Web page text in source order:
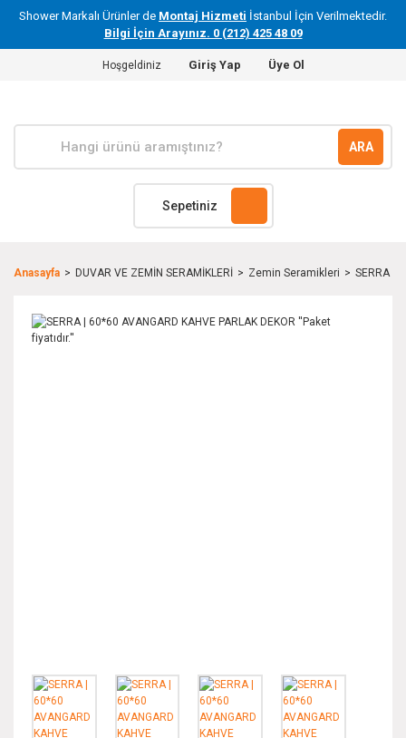
Shower Markalı Ürünler de Montaj Hizmeti İstanbul İçin Verilmektedir.
Bilgi İçin Arayınız. 0 (212) 425 48 09
Hoşgeldiniz Giriş Yap Üye Ol
ARA
Sepetiniz
Anasayfa DUVAR VE ZEMİN SERAMİKLERİ Zemin Seramikleri SERRA |